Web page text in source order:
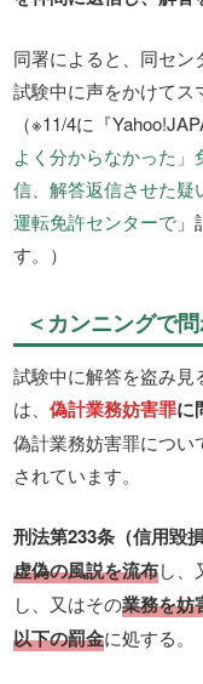
同署によると、同セン
試験中に声をかけてス
（※11/4に『
よく分からなかった
信、解答返信させた
運転免許センターで
す。）
＜カンニングで
試験中に解答を盗み
は、偽計業務妨害罪に
偽計業務妨害罪につい
されています。
刑法第233条（信用毀
虚偽の風説を流布し、
し、又はその業務を妨
以下の罰金に処する。